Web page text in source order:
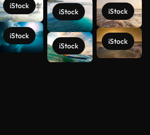
iStock
iStock
iStock
iStock
iStock
iStock